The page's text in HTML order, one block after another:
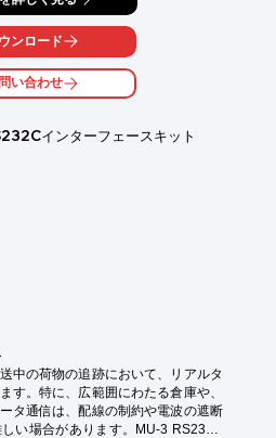
ンター
められる場面
ンロード
い合わせ
インターフェースキット
中の荷物の追跡において、リアルタ
す。特に、広範囲にわたる倉庫や、
タ通信は、配線の制約や電波の遮断
い場合があります。MU-3 RS232C